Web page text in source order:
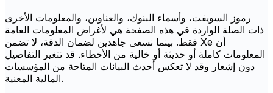
رموز السويفت، وأسماء البنوك، والعناوين، والمعلومات الأخرى
ذات الصلة الواردة في هذه الصفحة هي لأغراض المعلومات العامة
فقط. بينما نسعى جاهدين لضمان الدقة، لا تضمن Xe أن
المعلومات كاملة أو حديثة أو خالية من الأخطاء. قد تتغير التفاصيل
دون إشعار وقد لا تعكس أحدث البيانات المتاحة من المؤسسات
المالية المعنية.